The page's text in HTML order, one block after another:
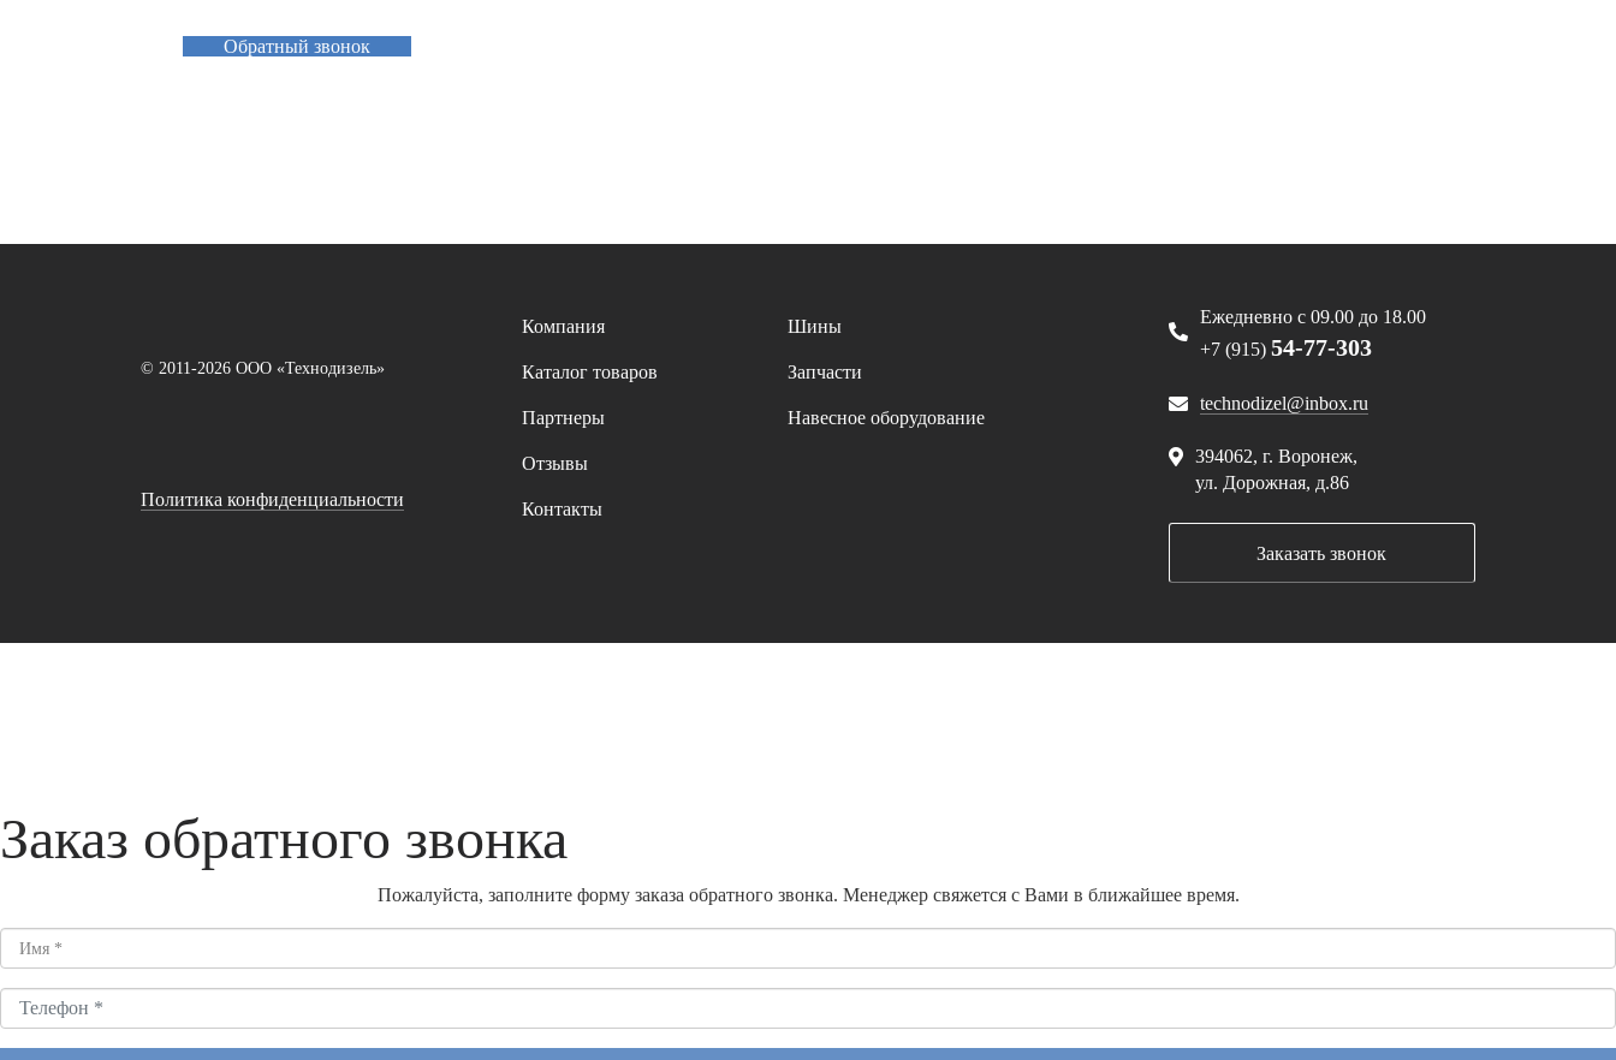
Обратный звонок
© 2011-2026 ООО «Технодизель»
Политика конфиденциальности
Компания
Каталог товаров
Партнеры
Отзывы
Контакты
Шины
Запчасти
Навесное оборудование
Ежедневно с 09.00 до 18.00
+7 (915) 54-77-303
technodizel@inbox.ru
394062, г. Воронеж,
ул. Дорожная, д.86
Заказать звонок
Заказ обратного звонка
Пожалуйста, заполните форму заказа обратного звонка. Менеджер свяжется с Вами в ближайшее время.